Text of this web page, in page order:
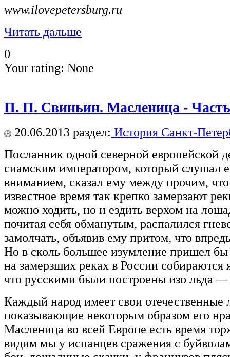
www.ilovepetersburg.ru
Читать дальше
0
Your rating: None
П. П. Свиньин. Масленица -
20.06.2013 раздел: История Санкт-
Посланник одной северной европейской
сиамским императором, который слушал
вниманием, сказал ему между прочим, что
известное время так крепко замерзают
можно ходить, но и ездить верхом на
почитая себя обманутым, распалился
замолчать, объявив ему притом, что
Но в сколь большее изумление пришел бы
на замерзших реках в России собираются
что русскими были построены изо льда
Каждый народ имеет свои
показывающие некоторым образом его
Масленица во всей Европе есть время
видим мы у испанцев сражения с